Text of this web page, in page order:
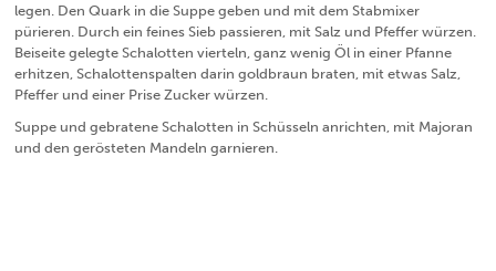
legen. Den Quark in die Suppe geben und mit dem Stabmixer
pürieren. Durch ein feines Sieb passieren, mit Salz und Pfeffer würzen.
Beiseite gelegte Schalotten vierteln, ganz wenig Öl in einer Pfanne
erhitzen, Schalottenspalten darin goldbraun braten, mit etwas Salz,
Pfeffer und einer Prise Zucker würzen.
Suppe und gebratene Schalotten in Schüsseln anrichten, mit Majoran
und den gerösteten Mandeln garnieren.